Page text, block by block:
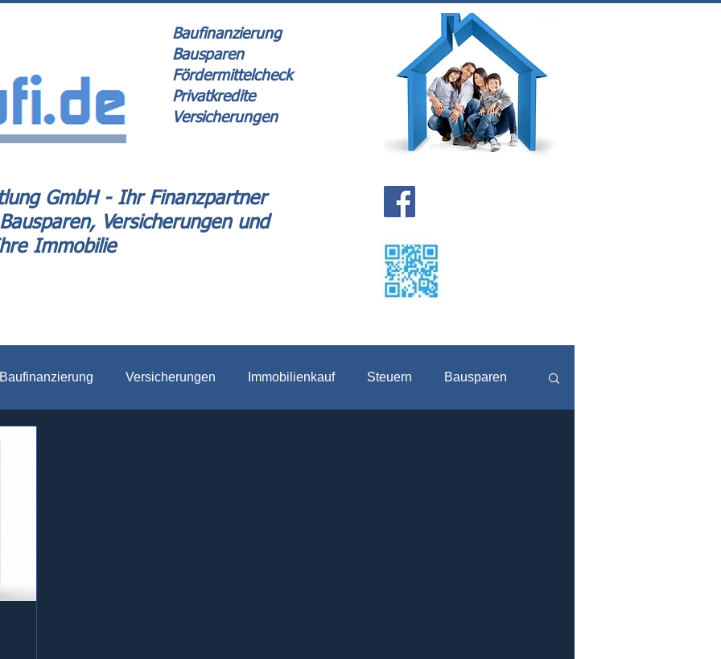
Baufinanzierung
Bausparen
Fördermittelcheck
Privatkredite
Versicherungen
GmbH - Ihr Finanzpartner
Versicherungen und
Immobilie
Baufinanzierung Versicherungen Immobilienkauf Steuern Bausparen